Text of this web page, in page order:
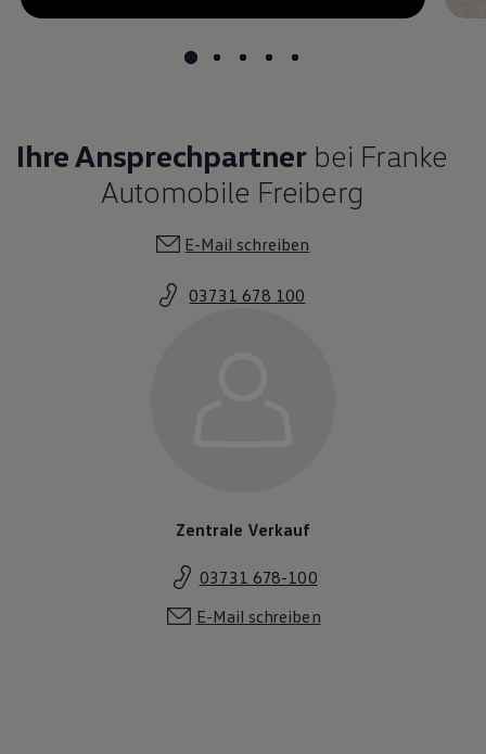
Ihre Ansprechpartnerbei Franke
Automobile Freiberg
E-Mail schreiben
03731 678 100
Zentrale Verkauf
03731 678-100
E-Mail schreiben